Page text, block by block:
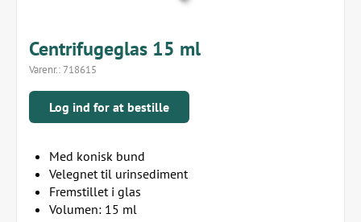
Centrifugeglas 15 ml
Varenr.:718615
Log ind for at bestille
Med konisk bund
Velegnet til urinsediment
Fremstillet i glas
Volumen: 15 ml